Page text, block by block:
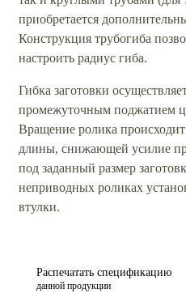
приобретается
Конструкция трубогиба
настроить радиус гиба.
Гибка заготовки
промежуточным поджатием
Вращение ролика
длины, снижающей усилие
под заданный размер
неприводных роликах
втулки.
Распечатать спецификацию
данной продукции